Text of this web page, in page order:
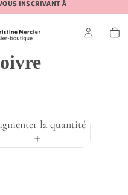
INSCRIVANT À
INSCRIVANT À
la quantité